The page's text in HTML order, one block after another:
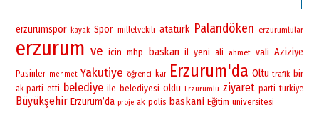
erzurumspor kayak Spor milletvekili ataturk Palandöken erzurumlular
erzurum ve icin mhp baskan il yeni ali ahmet vali Aziziye
Pasinler mehmet Yakutiye öğrenci kar Erzurum'da Oltu trafik bir
ak parti etti belediye ile belediyesi oldu Erzurumlu ziyaret parti turkiye
Büyükşehir Erzurum’da proje ak polis baskani Eğitim universitesi